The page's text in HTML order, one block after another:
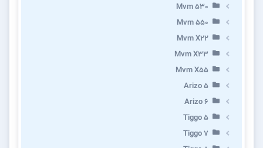
Mvm 530
Mvm 550
Mvm X22
Mvm X33
Mvm X55
Arizo 5
Arizo 6
Tiggo 5
Tiggo 7